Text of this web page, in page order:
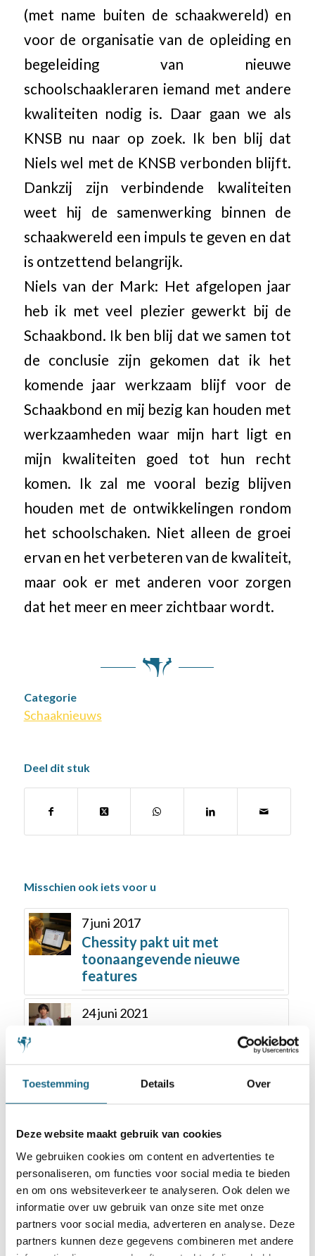
Toestemming Details Over
Deze website maakt gebruik van cookies
We gebruiken cookies om content en advertenties te
personaliseren, om functies voor social media te bieden
en om ons websiteverkeer te analyseren. Ook delen we
informatie over uw gebruik van onze site met onze
partners voor social media, adverteren en analyse. Deze
partners kunnen deze gegevens combineren met andere
(met name buiten de schaakwereld) en
voor de organisatie van de opleiding en
begeleiding van nieuwe
schoolschaakleraren iemand met andere
kwaliteiten nodig is. Daar gaan we als
KNSB nu naar op zoek. Ik ben blij dat
Niels wel met de KNSB verbonden blijft.
Dankzij zijn verbindende kwaliteiten
weet hij de samenwerking binnen de
schaakwereld een impuls te geven en dat
is ontzettend belangrijk.
Niels van der Mark: Het afgelopen jaar
heb ik met veel plezier gewerkt bij de
Schaakbond. Ik ben blij dat we samen tot
de conclusie zijn gekomen dat ik het
komende jaar werkzaam blijf voor de
Schaakbond en mij bezig kan houden met
werkzaamheden waar mijn hart ligt en
mijn kwaliteiten goed tot hun recht
komen. Ik zal me vooral bezig blijven
houden met de ontwikkelingen rondom
het schoolschaken. Niet alleen de groei
ervan en het verbeteren van de kwaliteit,
maar ook er met anderen voor zorgen
dat het meer en meer zichtbaar wordt.
Categorie
Schaaknieuws
Deel dit stuk
Misschien ook iets voor u
7 juni 2017
Chessity pakt uit met
toonaangevende nieuwe
features
24 juni 2021
Casper, Hrdya en Boyd winnen
groepen, 3, 4 en 5
4 september 2018
basisscholen in Rotterdam
16 oktober 2017
Wereldschaakdag 14 oktober
2017 en de actie
#chessconnectsus